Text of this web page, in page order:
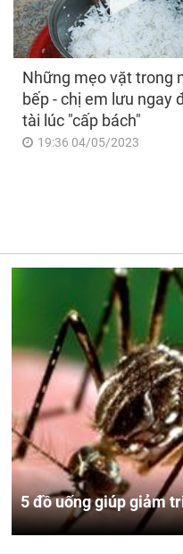
Những mẹo vặt trong
bếp - chị em lưu ngay
tài lúc "cấp bách"
19:36 04/05/2023
5 đồ uống giúp giảm